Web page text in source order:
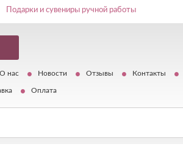
Подарки и сувениры ручной работы
О нас Новости Отзывы Контакты
Оплата